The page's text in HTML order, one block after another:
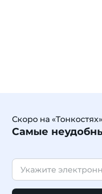
Скоро на
Самые